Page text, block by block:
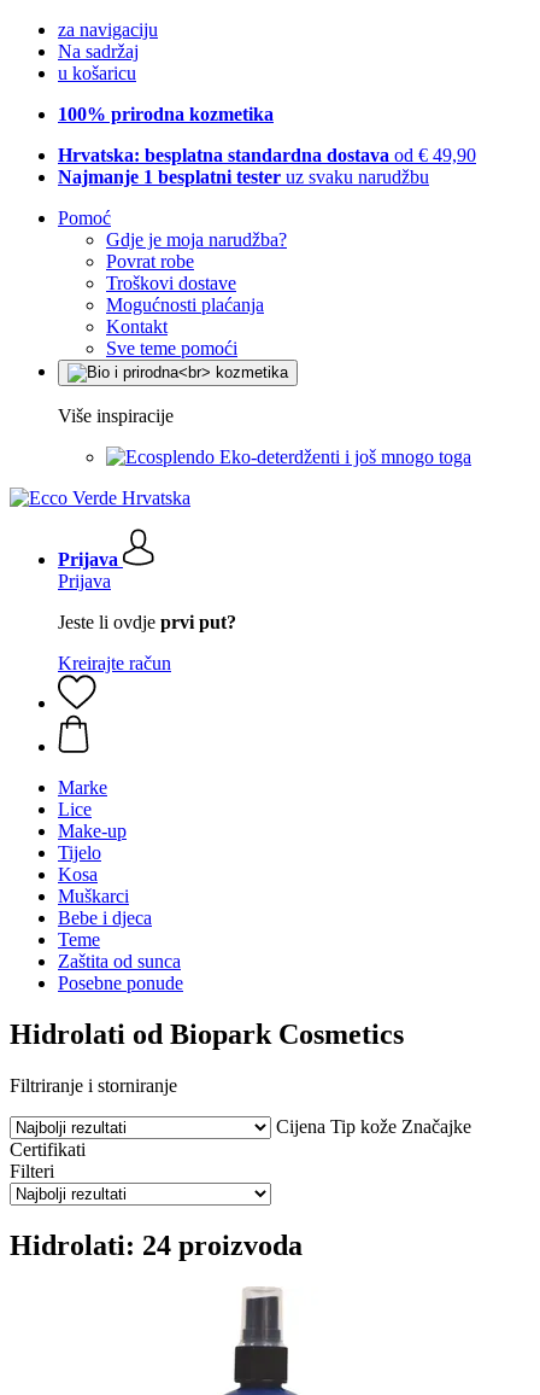
za navigaciju
Na sadržaj
u košaricu
100% prirodna kozmetika
Hrvatska: besplatna standardna dostava od € 49,90
Najmanje 1 besplatni tester uz svaku narudžbu
Pomoć
Gdje je moja narudžba?
Povrat robe
Troškovi dostave
Mogućnosti plaćanja
Kontakt
Sve teme pomoći
Više inspiracije
Eko-deterdženti i još mnogo toga
Prijava
Prijava
Jeste li ovdje prvi put?
Kreirajte račun
Marke
Lice
Make-up
Tijelo
Kosa
Muškarci
Bebe i djeca
Teme
Zaštita od sunca
Posebne ponude
Hidrolati od Biopark Cosmetics
Filtriranje i storniranje
Cijena Tip kože Značajke
Certifikati
Filteri
Hidrolati: 24 proizvoda